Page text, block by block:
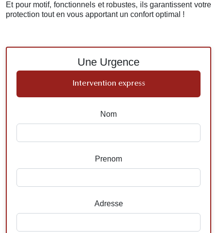
Et pour motif, fonctionnels et robustes, ils garantissent votre
protection tout en vous apportant un confort optimal !
Une Urgence
Intervention express
Nom
Prenom
Adresse